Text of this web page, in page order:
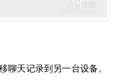
聊天记录到另一台设备。